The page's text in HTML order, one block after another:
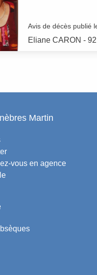
Avis de décès publié
Eliane CARON -
Martin
vous en agence